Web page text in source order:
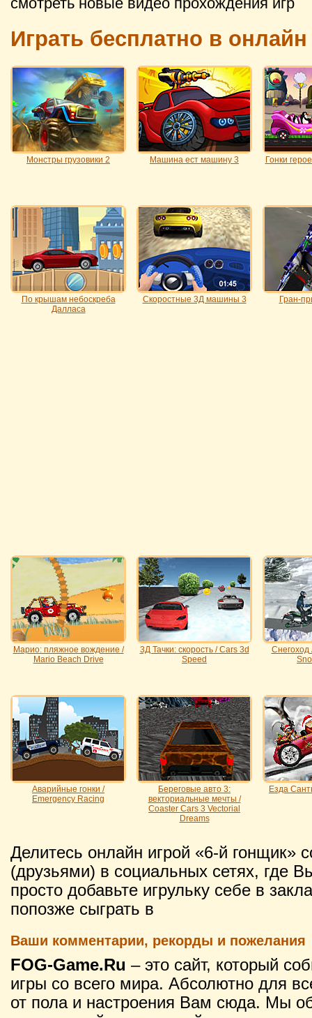
Играть бесплатно в
Монстры грузовики 2 Машина ест машину 3 Гонки
По крышам небоскреба
Далласа
Скоростные 3Д машины 3 Гран-
Марио: пляжное вождение /
Mario Beach Drive
3Д Тачки: скорость / Cars 3d
Speed
Снегоход
Аварийные гонки /
Emergency Racing
Береговые авто 3:
векториальные мечты /
Coaster Cars 3 Vectorial
Dreams
Езда
Делитесь онлайн игрой «6-й гонщик»
(друзьями) в социальных сетях, где
просто добавьте игрульку себе в
попозже сыграть в
Ваши комментарии, рекорды и пожелания
FOG-Game.Ru – это сайт, который
игры со всего мира. Абсолютно для
от пола и настроения Вам сюда. Мы